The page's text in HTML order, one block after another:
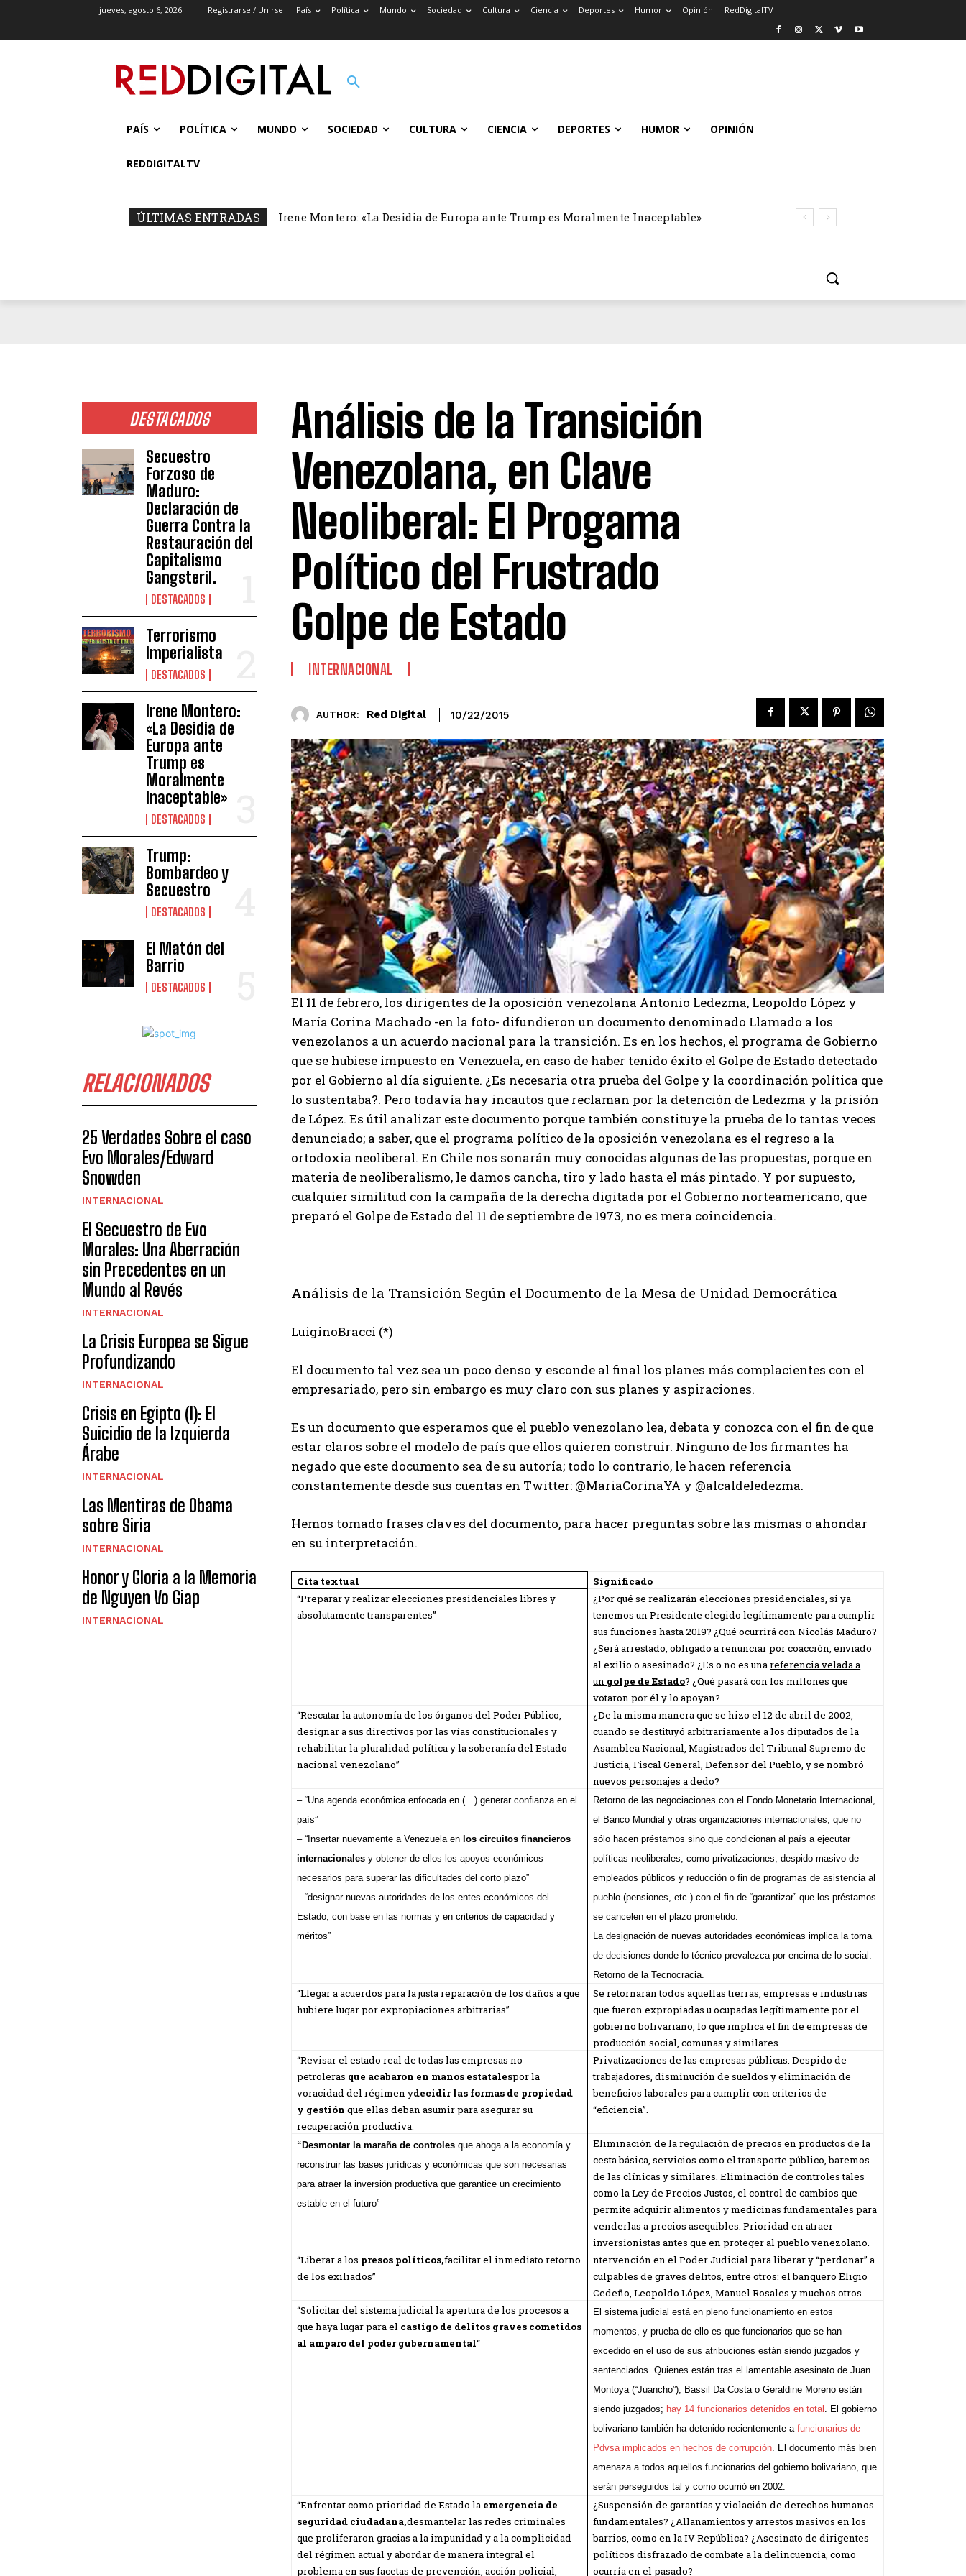
jueves, agosto 6, 2026 Registrarse / Unirse País Política Mundo Sociedad Cultura Ciencia Deportes Humor Opinión RedDigitalTV
PAÍS POLÍTICA MUNDO SOCIEDAD CULTURA CIENCIA DEPORTES HUMOR OPINIÓN
REDDIGITALTV
ÚLTIMAS ENTRADAS Irene Montero: «La Desidia de Europa ante Trump es Moralmente Inaceptable»
DESTACADOS
Secuestro
Forzoso de
Maduro:
Declaración de
Guerra Contra la
Restauración del
Capitalismo
Gangsteril.
DESTACADOS
Terrorismo
Imperialista
DESTACADOS
Irene Montero:
«La Desidia de
Europa ante
Trump es
Moralmente
Inaceptable»
DESTACADOS
Trump:
Bombardeo y
Secuestro
DESTACADOS
El Matón del
Barrio
DESTACADOS
RELACIONADOS
25 Verdades Sobre el caso
Evo Morales/Edward
Snowden
INTERNACIONAL
El Secuestro de Evo
Morales: Una Aberración
sin Precedentes en un
Mundo al Revés
INTERNACIONAL
La Crisis Europea se Sigue
Profundizando
INTERNACIONAL
Crisis en Egipto (I): El
Suicidio de la Izquierda
Árabe
INTERNACIONAL
Las Mentiras de Obama
sobre Siria
INTERNACIONAL
Honor y Gloria a la Memoria
de Nguyen Vo Giap
INTERNACIONAL
Análisis de la Transición
Venezolana, en Clave
Neoliberal: El Progama
Político del Frustrado
Golpe de Estado
INTERNACIONAL
AUTHOR: Red Digital 10/22/2015
El 11 de febrero, los dirigentes de la oposición venezolana Antonio Ledezma, Leopoldo López y
María Corina Machado -en la foto- difundieron un documento denominado Llamado a los
venezolanos a un acuerdo nacional para la transición. Es en los hechos, el programa de Gobierno
que se hubiese impuesto en Venezuela, en caso de haber tenido éxito el Golpe de Estado detectado
por el Gobierno al día siguiente. ¿Es necesaria otra prueba del Golpe y la coordinación política que
lo sustentaba?. Pero todavía hay incautos que reclaman por la detención de Ledezma y la prisión
de López. Es útil analizar este documento porque también constituye la prueba de lo tantas veces
denunciado; a saber, que el programa político de la oposición venezolana es el regreso a la
ortodoxia neoliberal. En Chile nos sonarán muy conocidas algunas de las propuestas, porque en
materia de neoliberalismo, le damos cancha, tiro y lado hasta el más pintado. Y por supuesto,
cualquier similitud con la campaña de la derecha digitada por el Gobierno norteamericano, que
preparó el Golpe de Estado del 11 de septiembre de 1973, no es mera coincidencia.
Análisis de la Transición Según el Documento de la Mesa de Unidad Democrática
LuiginoBracci (*)
El documento tal vez sea un poco denso y esconde al final los planes más complacientes con el
empresariado, pero sin embargo es muy claro con sus planes y aspiraciones.
Es un documento que esperamos que el pueblo venezolano lea, debata y conozca con el fin de que
estar claros sobre el modelo de país que ellos quieren construir. Ninguno de los firmantes ha
negado que este documento sea de su autoría; todo lo contrario, le hacen referencia
constantemente desde sus cuentas en Twitter: @MariaCorinaYA y @alcaldeledezma.
Hemos tomado frases claves del documento, para hacer preguntas sobre las mismas o ahondar
en su interpretación.
Cita textual
Significado
“Preparar y realizar elecciones presidenciales libres y
absolutamente transparentes”
¿Por qué se realizarán elecciones presidenciales, si ya
tenemos un Presidente elegido legítimamente para cumplir
sus funciones hasta 2019? ¿Qué ocurrirá con Nicolás Maduro?
¿Será arrestado, obligado a renunciar por coacción, enviado
al exilio o asesinado? ¿Es o no es unareferencia velada a
un golpe de Estado? ¿Qué pasará con los millones que
votaron por él y lo apoyan?
“Rescatar la autonomía de los órganos del Poder Público,
designar a sus directivos por las vías constitucionales y
rehabilitar la pluralidad política y la soberanía del Estado
nacional venezolano”
¿De la misma manera que se hizo el 12 de abril de 2002,
cuando se destituyó arbitrariamente a los diputados de la
Asamblea Nacional, Magistrados del Tribunal Supremo de
Justicia, Fiscal General, Defensor del Pueblo, y se nombró
nuevos personajes a dedo?
– “Una agenda económica enfocada en (…) generar confianza en el
país”
– “Insertar nuevamente a Venezuela en los circuitos financieros
internacionales y obtener de ellos los apoyos económicos
necesarios para superar las dificultades del corto plazo”
– “designar nuevas autoridades de los entes económicos del
Estado, con base en las normas y en criterios de capacidad y
méritos”
Retorno de las negociaciones con el Fondo Monetario Internacional,
el Banco Mundial y otras organizaciones internacionales, que no
sólo hacen préstamos sino que condicionan al país a ejecutar
políticas neoliberales, como privatizaciones, despido masivo de
empleados públicos y reducción o fin de programas de asistencia al
pueblo (pensiones, etc.) con el fin de “garantizar” que los préstamos
se cancelen en el plazo prometido.
La designación de nuevas autoridades económicas implica la toma
de decisiones donde lo técnico prevalezca por encima de lo social.
Retorno de la Tecnocracia.
“Llegar a acuerdos para la justa reparación de los daños a que
hubiere lugar por expropiaciones arbitrarias”
Se retornarán todos aquellas tierras, empresas e industrias
que fueron expropiadas u ocupadas legítimamente por el
gobierno bolivariano, lo que implica el fin de empresas de
producción social, comunas y similares.
“Revisar el estado real de todas las empresas no
petroleras que acabaron en manos estatalespor la
voracidad del régimen ydecidir las formas de propiedad
y gestión que ellas deban asumir para asegurar su
recuperación productiva.
Privatizaciones de las empresas públicas. Despido de
trabajadores, disminución de sueldos y eliminación de
beneficios laborales para cumplir con criterios de
“eficiencia”.
“Desmontar la maraña de controlesque ahoga a la economía y
reconstruir las bases jurídicas y económicas que son necesarias
para atraer la inversión productiva que garantice un crecimiento
estable en el futuro”
Eliminación de la regulación de precios en productos de la
cesta básica, servicios como el transporte público, baremos
de las clínicas y similares. Eliminación de controles tales
como la Ley de Precios Justos, el control de cambios que
permite adquirir alimentos y medicinas fundamentales para
venderlas a precios asequibles. Prioridad en atraer
inversionistas antes que en proteger al pueblo venezolano.
“Liberar a los presos políticos,facilitar el inmediato retorno
de los exiliados”
ntervención en el Poder Judicial para liberar y “perdonar” a
culpables de graves delitos, entre otros: el banquero Eligio
Cedeño, Leopoldo López, Manuel Rosales y muchos otros.
“Solicitar del sistema judicial la apertura de los procesos a
que haya lugar para el castigo de delitos graves cometidos
al amparo del poder gubernamental“
El sistema judicial está en pleno funcionamiento en estos
momentos, y prueba de ello es que funcionarios que se han
excedido en el uso de sus atribuciones están siendo juzgados y
sentenciados. Quienes están tras el lamentable asesinato de Juan
Montoya (“Juancho”), Bassil Da Costa o Geraldine Moreno están
siendo juzgados; hay 14 funcionarios detenidos en total . El gobierno
bolivariano también ha detenido recientemente afuncionarios de
Pdvsa implicados en hechos de corrupción. El documento más bien
amenaza a todos aquellos funcionarios del gobierno bolivariano, que
serán perseguidos tal y como ocurrió en 2002.
“Enfrentar como prioridad de Estado la emergencia de
seguridad ciudadana,desmantelar las redes criminales
que proliferaron gracias a la impunidad y a la complicidad
del régimen actual y abordar de manera integral el
problema en sus facetas de prevención, acción policial,
¿Suspensión de garantías y violación de derechos humanos
fundamentales? ¿Allanamientos y arrestos masivos en los
barrios, como en la IV República? ¿Asesinato de dirigentes
políticos disfrazado de combate a la delincuencia, como
ocurría en el pasado?